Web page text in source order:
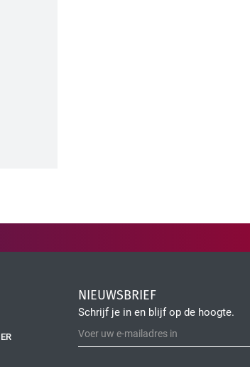
NIEUWSBRIEF
Schrijf je in en blijf op de hoogte.